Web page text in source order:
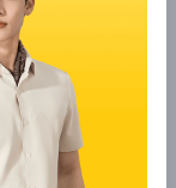
mi croptop, bạn
hòa quyện giữa
nàng có vòng
rất gợi cảm và